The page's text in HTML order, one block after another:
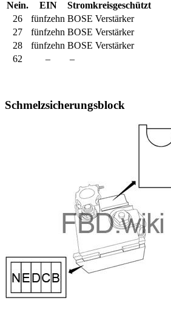
Nein. EIN
Stromkreisgeschützt
26
fünfzehn BOSE Verstärker
27
fünfzehn BOSE Verstärker
28
fünfzehn BOSE Verstärker
62
– –
Schmelzsicherungsblock